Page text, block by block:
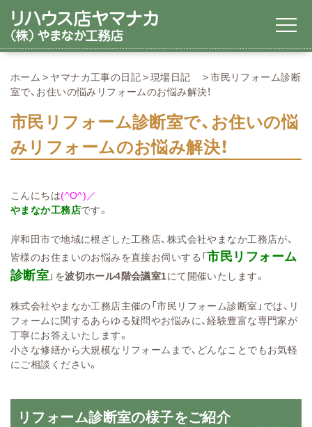
ホーム ヤマナカ工事の日記 現場日記
市民リフォーム診断
室で、お住いの悩みリフォームのお悩み解決！
市民リフォーム診断室で、お住いの悩
みリフォームのお悩み解決！
こんにちは(^O^)／
やまなか工務店です。
岸和田市で地域に根ざした工務店、株式会社やまなか工務店が、
皆様のお住まいのお悩みを直接お伺いする「市民リフォーム
診断室」を波切ホール4階会議室1にて開催いたします。
株式会社やまなか工務店主催の「市民リフォーム診断室」では、リ
フォームに関するあらゆる疑問やお悩みに、経験豊富な専門家が
丁寧にお答えいたします。
小さな修繕から大規模なリフォームまで、どんなことでもお気軽
にご相談ください。
リフォーム診断室の様子をご紹介